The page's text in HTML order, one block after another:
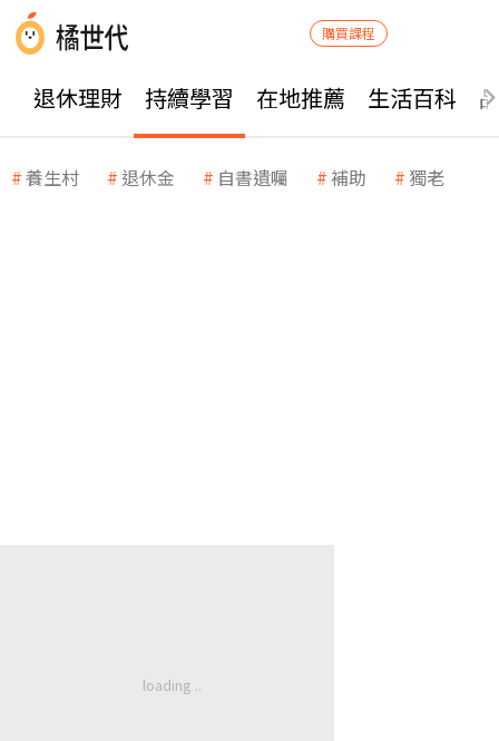
購買課程
退休理財 持續學習 在地推薦 生活百科
養生村 退休金 自書遺囑 補助 獨老